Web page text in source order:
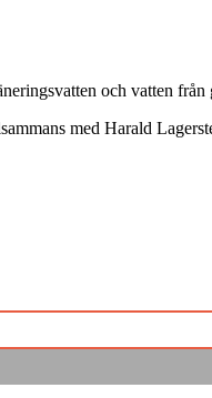
och vatten
med Harald